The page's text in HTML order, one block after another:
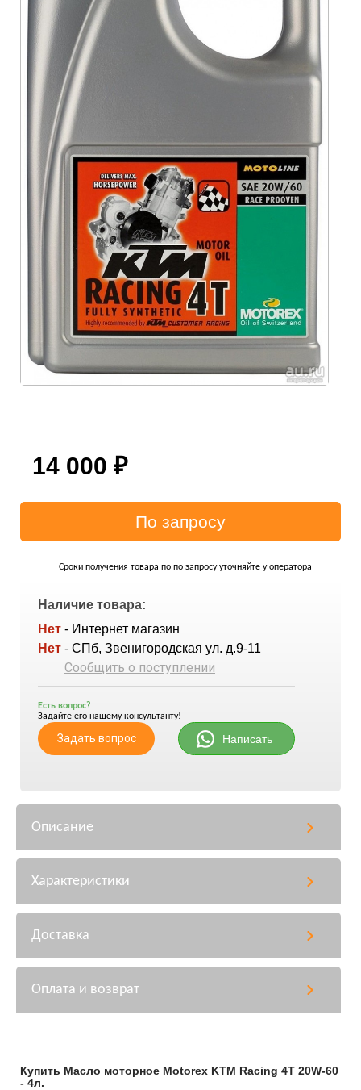
14 000 ₽
Сроки получения товара по по запросу уточняйте у оператора
Наличие товара:
Нет - Интернет магазин
Нет - СПб, Звенигородская ул. д.9-11
Сообщить о поступлении
Есть вопрос?
Задайте его нашему консультанту!
Задать вопрос Написать
Описание
Характеристики
Доставка
Оплата и возврат
Купить Масло моторное Motorex KTM Racing 4T 20W-60
- 4л.